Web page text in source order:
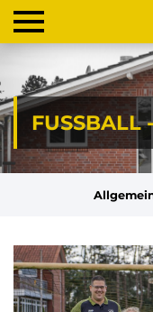
FUSSBALL